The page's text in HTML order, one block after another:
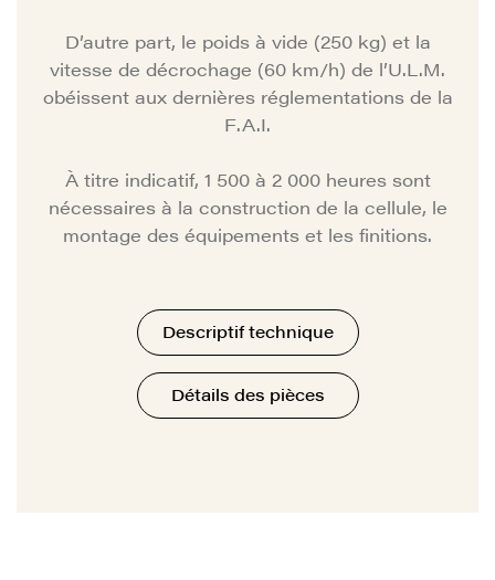
D’autre part, le poids à vide (250 kg) et la
vitesse de décrochage (60 km/h) de l’U.L.M.
obéissent aux dernières réglementations de la
F.A.I.
À titre indicatif, 1 500 à 2 000 heures sont
nécessaires à la construction de la cellule, le
montage des équipements et les finitions.
Descriptif technique
Détails des pièces